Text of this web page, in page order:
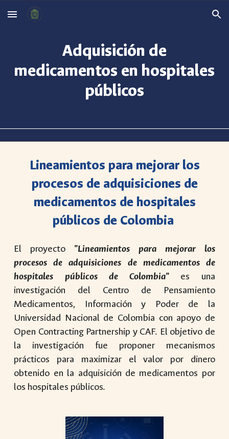
Skip to main content Skip to navigation
Adquisición de
medicamentos en hospitales
públicos
Lineamientos para mejorar los
procesos de adquisiciones de
medicamentos de hospitales
públicos de Colombia
El proyecto "Lineamientos para mejorar los
procesos de adquisiciones de medicamentos de
hospitales públicos de Colombia" es una
investigación del Centro de Pensamiento
Medicamentos, Información y Poder de la
Universidad Nacional de Colombia con apoyo de
Open Contracting Partnership y CAF. El objetivo de
la investigación fue proponer mecanismos
prácticos para maximizar el valor por dinero
obtenido en la adquisición de medicamentos por
los hospitales públicos.